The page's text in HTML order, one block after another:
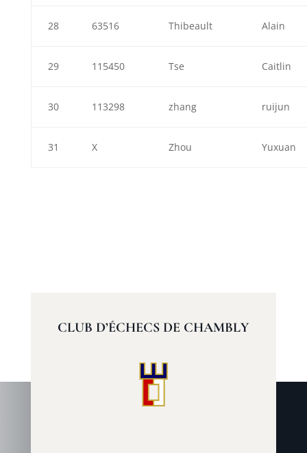
28 63516 Thibeault Alain
29 115450 Tse Caitlin
30 113298 zhang ruijun
31 X Zhou Yuxuan
CLUB D’ÉCHECS DE CHAMBLY